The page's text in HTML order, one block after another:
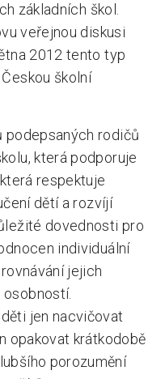
základních škol.
veřejnou diskusi
2012 tento typ
školní
podepsaných rodičů
která podporuje
respektuje
dětí a rozvíjí
dovednosti pro
individuální
jejich
jen nacvičovat
opakovat krátkodobě
porozumění